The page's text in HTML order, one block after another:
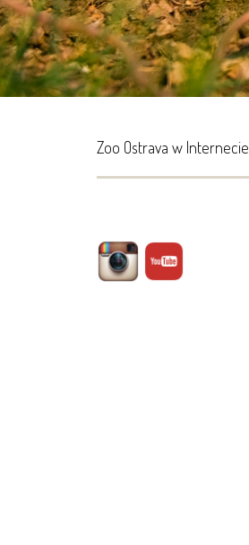
Zoo Ostrava w Internecie